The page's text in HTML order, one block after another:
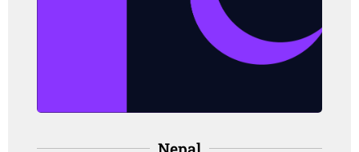
Angka kematian: 18.8 per 100,000
orang, pada perempuan